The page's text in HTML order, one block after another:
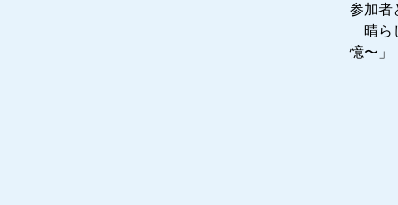
参加者
晴ら
憶〜」